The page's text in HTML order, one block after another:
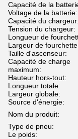
Capacité de la
Voltage de la batterie:
Capacité du chargeur:
Tension du chargeur:
Longueur de
Largeur de
Taille d'ascenseur:
Capacité de charge
maximum:
Hauteur hors-tout:
Longueur totale:
Largeur globale:
Source d'énergie:
Nom du produit:
Type de pneu:
Le poids: